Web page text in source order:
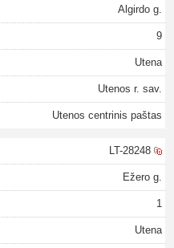
Algirdo g.
9
Utena
Utenos r. sav.
Utenos centrinis paštas
LT-28248
Ežero g.
1
Utena